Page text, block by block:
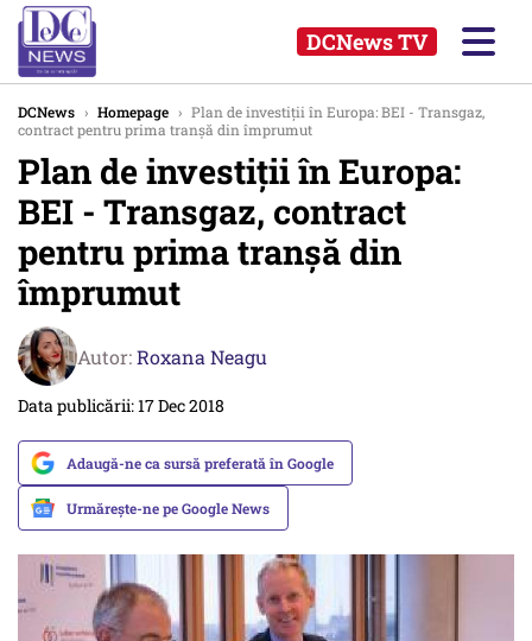
DCNews TV
DCNews › Homepage › Plan de investiții în Europa: BEI - Transgaz,
contract pentru prima tranșă din împrumut
Plan de investiții în Europa:
BEI - Transgaz, contract
pentru prima tranșă din
împrumut
Autor:Roxana Neagu
Data publicării: 17 Dec 2018
Adaugă-ne ca sursă preferată în Google
Urmărește-ne pe Google News